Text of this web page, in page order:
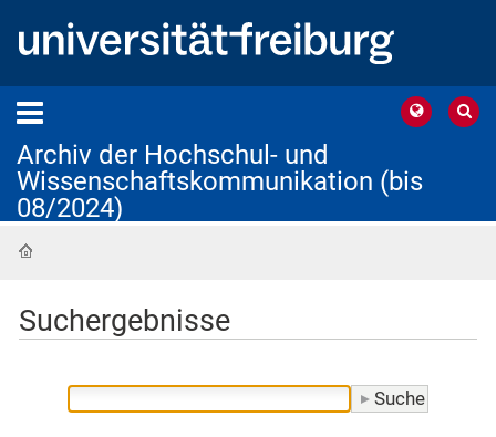
Archiv der Hochschul- und
Wissenschaftskommunikation (bis
08/2024)
Suchergebnisse